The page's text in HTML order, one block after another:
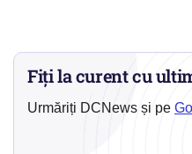
Fiți la curent cu
Urmăriți DCNews și pe